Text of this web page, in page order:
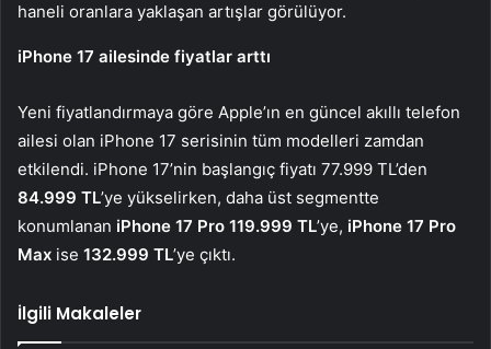
haneli oranlara yaklaşan artışlar görülüyor.
iPhone 17 ailesinde fiyatlar arttı
Yeni fiyatlandırmaya göre Apple’ın en güncel akıllı telefon
ailesi olan iPhone 17 serisinin tüm modelleri zamdan
etkilendi. iPhone 17’nin başlangıç fiyatı 77.999 TL’den
84.999 TL’ye yükselirken, daha üst segmentte
konumlanan iPhone 17 Pro 119.999 TL’ye, iPhone 17 Pro
Max ise 132.999 TL’ye çıktı.
İlgili Makaleler